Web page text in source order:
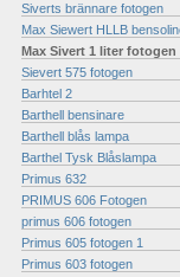
Siverts brännare fotogen
Max Siewert HLLB
Max Sivert 1 liter fotogen
Sievert 575 fotogen
Barhtel 2
Barthell bensinare
Barthell blås lampa
Barthel Tysk Blåslampa
Primus 632
PRIMUS 606 Fotogen
primus 606 fotogen
Primus 605 fotogen 1
Primus 603 fotogen